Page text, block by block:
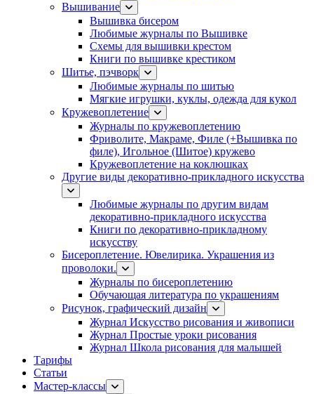
Вышивание
Вышивка бисером
Любимые журналы по Вышивке
Схемы для вышивки крестом
Книги по вышивке крестиком
Шитье, пэчворк
Любимые журналы по шитью
Мягкие игрушки, куклы, одежда для кукол
Кружевоплетение
Журналы по кружевоплетению
Фриволите, Макраме, Филе (+Вышивка по
филе), Игольное (Шитое) кружево
Кружевоплетение на коклюшках
Другие виды декоративно-прикладного искусства
Любимые журналы по другим видам
декоративно-прикладного искусства
Книги по декоративно-прикладному
искусству
Бисероплетение. Ювелирика. Украшения из
проволоки.
Журналы по бисероплетению
Обучающая литература по украшениям
Рисунок, графический дизайн
Журнал Искусство рисования и живописи
Журнал Простые уроки рисования
Журнал Школа рисования для малышей
Тарифы
Статьи
Мастер-классы